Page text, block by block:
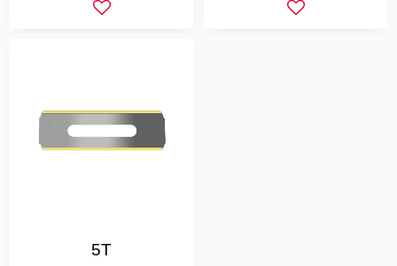
Lägg till i favoriter Lägg till i
5T